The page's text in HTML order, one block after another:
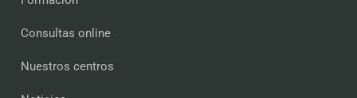
Consultas online
Nuestros centros